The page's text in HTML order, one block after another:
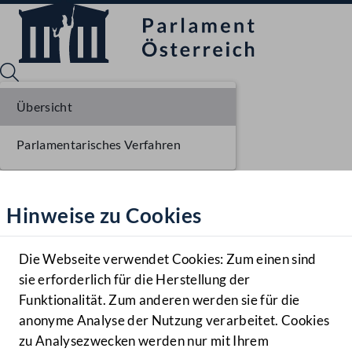
Hilfe
Benutzer
Navigationsmenü öffnen
MENÜ
Hinweise zu Cookies
Die Webseite verwendet Cookies: Zum einen sind
sie erforderlich für die Herstellung der
Funktionalität. Zum anderen werden sie für die
anonyme Analyse der Nutzung verarbeitet. Cookies
zu Analysezwecken werden nur mit Ihrem
Übersicht
Parlamentarisches Verfahren